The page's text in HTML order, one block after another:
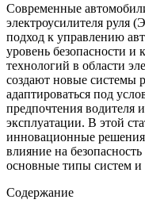
Современные
электроусилителя руля
подход к управлению
уровень безопасности и
технологий в области
создают новые системы
адаптироваться под
предпочтения водителя
эксплуатации. В этой
инновационные решения
влияние на
основные типы систем и
Содержание